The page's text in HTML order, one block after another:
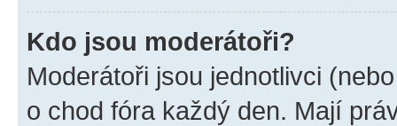
Kdo jsou moderátoři?
Moderátoři jsou jednotlivci
o chod fóra každý den. Mají